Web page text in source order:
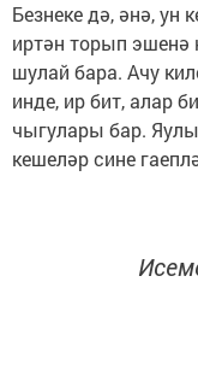
Безнеке дә, әнә, ун
иртән торып эшенә
шулай бара. Ачу
инде, ир бит, алар
чыгулары бар.
кешеләр сине